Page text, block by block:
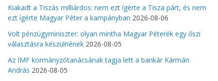
Kiakadt a Tiszás milliárdos: nem ezt ígérte a Tisza párt, és nem
ezt ígérte Magyar Péter a kampányban 2026-08-06
Volt pénzügyminiszter: olyan mintha Magyar Péterék egy őszi
választásra készülnének 2026-08-05
Az IMF kormányzótanácsának tagja lett a bankár Kármán
András 2026-08-05